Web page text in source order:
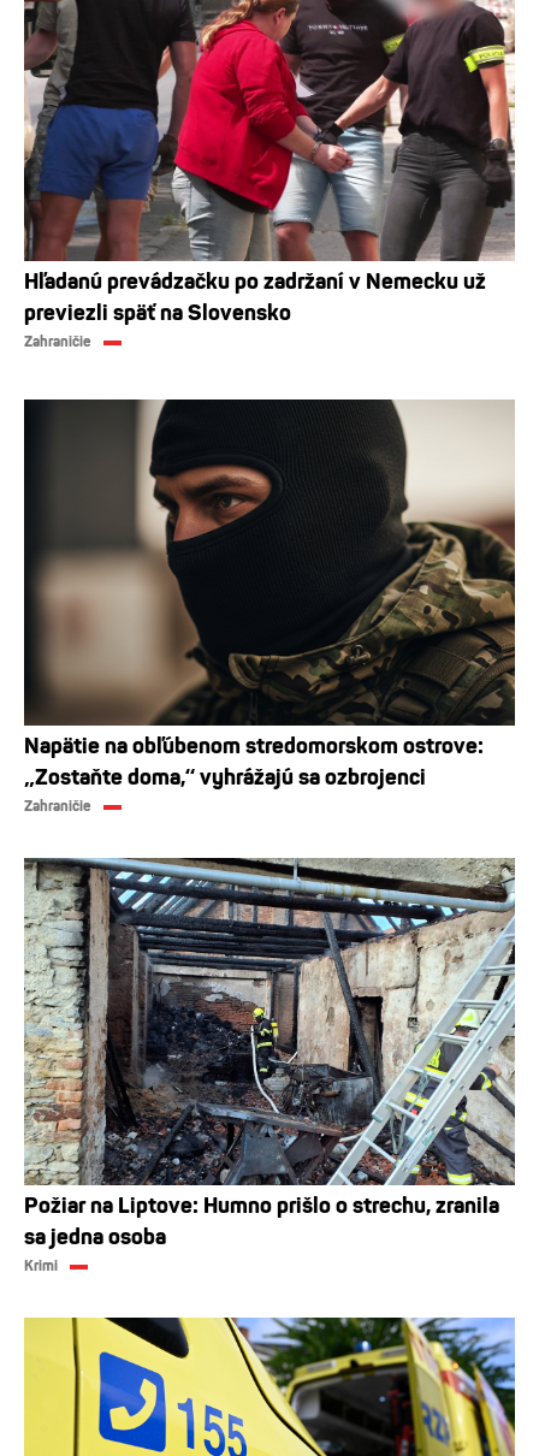
Hľadanú prevádzačku po zadržaní v Nemecku už
previezli späť na Slovensko
Zahraničie
Napätie na obľúbenom stredomorskom ostrove:
„Zostaňte doma,“ vyhrážajú sa ozbrojenci
Zahraničie
Požiar na Liptove: Humno prišlo o strechu, zranila
sa jedna osoba
Krimi